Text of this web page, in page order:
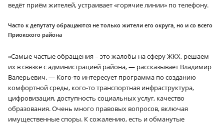
ведёт приём жителей, устраивает «горячие линии» по телефону.
Часто к депутату обращаются не только жители его округа, но и со всего
Приокского района
«Самые частые обращения – это жалобы на сферу ЖКХ, решаем
их в связке с администрацией района, — рассказывает Владимир
Валерьевич. — Кого-то интересует программа по созданию
комфортной среды, кого-то транспортная инфраструктура,
цифровизация, доступность социальных услуг, качество
образования. Очень много правовых вопросов, включая
имущественные споры. К сожалению, есть и обманутые